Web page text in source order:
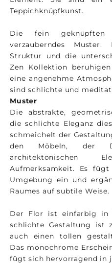
Teppichknüpfkunst.
Die fein
verzauberndes
Struktur und die
Zen Kollektion
eine angenehme
sind schlichte und
Muster
Die abstrakte,
die schlichte Eleganz
schmeichelt der
den Möbeln, der
architektonischen
Aufmerksamkeit. Es
Umgebung ein und
Raumes auf subtile Weise.
Der Flor ist einfarbig in
schlichte Gestaltung ist
auch einen tollen
Das monochrome
fügt sich hervorragend in